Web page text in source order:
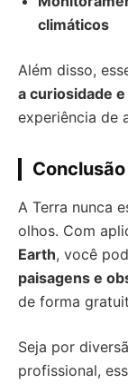
climáticos
Além disso,
a curiosidade
experiência de
Conclusão
A Terra nunca
olhos. Com
Earth, você
paisagens e
de forma
Seja por
profissional,